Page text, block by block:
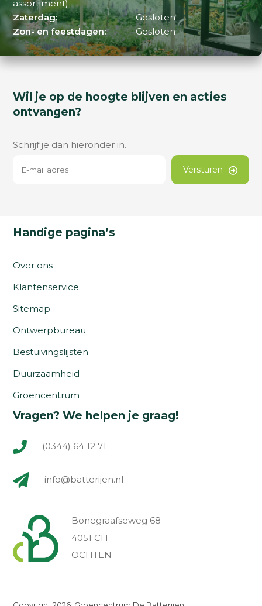
assortiment)
Zaterdag:
Gesloten
Zon- en feestdagen:
Gesloten
Wil je op de hoogte blijven en acties
ontvangen?
Schrijf je dan hieronder in.
Versturen
Handige pagina’s
Over ons
Klantenservice
Sitemap
Ontwerpbureau
Bestuivingslijsten
Duurzaamheid
Groencentrum
Vragen? We helpen je graag!
(0344) 64 12 71
info@batterijen.nl
Bonegraafseweg 68
4051 CH
OCHTEN